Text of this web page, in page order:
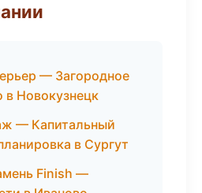
— Загородное
в Новокузнецк
— Капитальный
в Сургут
Finish —